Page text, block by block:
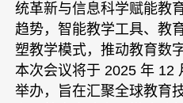
统革新与信息科学赋能教
趋势，智能教学工具、教
塑教学模式，推动教育数
本次会议将于 2025 年 12
举办，旨在汇聚全球教育